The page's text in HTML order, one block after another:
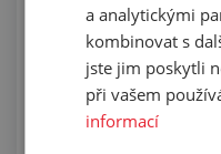
a analytickými
kombinovat s
jste jim poskytli
při vašem
informací